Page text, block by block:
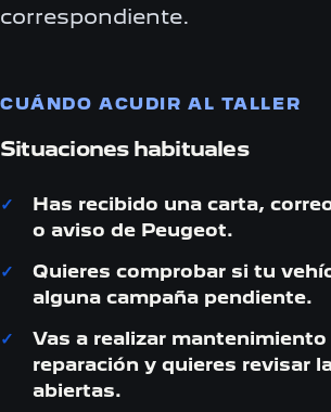
correspondiente.
CUÁNDO ACUDIR AL TALLER
Situaciones habituales
Has recibido una carta,
o aviso de Peugeot.
Quieres comprobar si tu
alguna campaña pendiente.
Vas a realizar mantenimiento
reparación y quieres revisar
abiertas.